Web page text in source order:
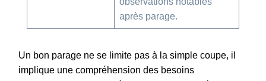
après parage.
Un bon parage ne se limite pas à la simple coupe, il
implique une compréhension des besoins